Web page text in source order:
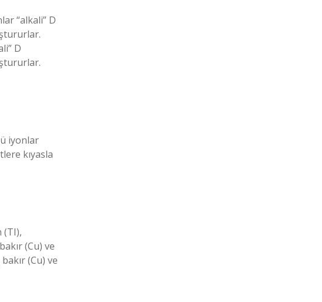
“alkali” D
D
iyonlar
kıyasla
(TI),
(Cu) ve
(Cu) ve